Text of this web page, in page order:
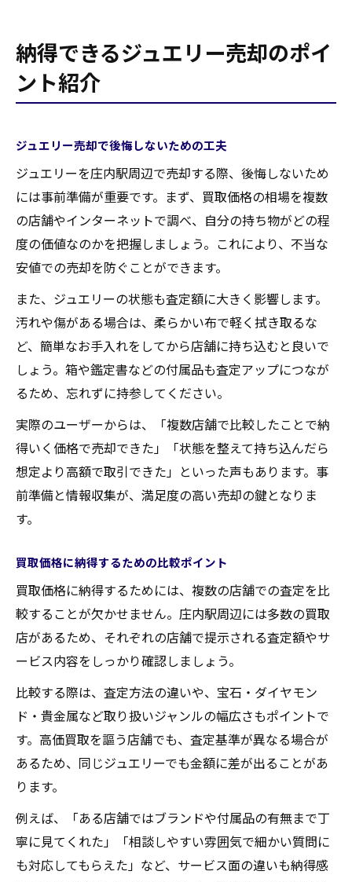
納得できるジュエリー売却のポイ
ント紹介
ジュエリー売却で後悔しないための工夫
ジュエリーを庄内駅周辺で売却する際、後悔しないため
には事前準備が重要です。まず、買取価格の相場を複数
の店舗やインターネットで調べ、自分の持ち物がどの程
度の価値なのかを把握しましょう。これにより、不当な
安値での売却を防ぐことができます。
また、ジュエリーの状態も査定額に大きく影響します。
汚れや傷がある場合は、柔らかい布で軽く拭き取るな
ど、簡単なお手入れをしてから店舗に持ち込むと良いで
しょう。箱や鑑定書などの付属品も査定アップにつなが
るため、忘れずに持参してください。
実際のユーザーからは、「複数店舗で比較したことで納
得いく価格で売却できた」「状態を整えて持ち込んだら
想定より高額で取引できた」といった声もあります。事
前準備と情報収集が、満足度の高い売却の鍵となりま
す。
買取価格に納得するための比較ポイント
買取価格に納得するためには、複数の店舗での査定を比
較することが欠かせません。庄内駅周辺には多数の買取
店があるため、それぞれの店舗で提示される査定額やサ
ービス内容をしっかり確認しましょう。
比較する際は、査定方法の違いや、宝石・ダイヤモン
ド・貴金属など取り扱いジャンルの幅広さもポイントで
す。高価買取を謳う店舗でも、査定基準が異なる場合が
あるため、同じジュエリーでも金額に差が出ることがあ
ります。
例えば、「ある店舗ではブランドや付属品の有無まで丁
寧に見てくれた」「相談しやすい雰囲気で細かい質問に
も対応してもらえた」など、サービス面の違いも納得感